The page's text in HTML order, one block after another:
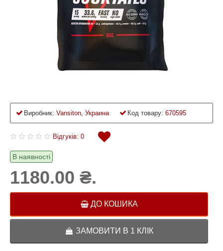
Виробник: Vansiton, Украина Код товару: 670595
Відгуків: 0
В наявності
1180.00 ₴.
ДО КОШИКА
ЗАМОВИТИ В 1 КЛІК